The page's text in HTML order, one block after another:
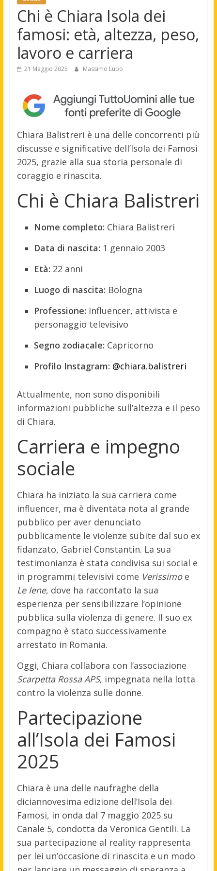
Chi è Chiara Isola dei
famosi: età, altezza, peso,
lavoro e carriera
21 Maggio 2025 Massimo Lupo
Chiara Balistreri è una delle concorrenti più
discusse e significative dell’Isola dei Famosi
2025, grazie alla sua storia personale di
coraggio e rinascita.
Chi è Chiara Balistreri
Nome completo: Chiara Balistreri
Data di nascita: 1 gennaio 2003
Età: 22 anni
Luogo di nascita: Bologna
Professione: Influencer, attivista e
personaggio televisivo
Segno zodiacale: Capricorno
Profilo Instagram: @chiara.balistreri
Attualmente, non sono disponibili
informazioni pubbliche sull’altezza e il peso
di Chiara.
Carriera e impegno
sociale
Chiara ha iniziato la sua carriera come
influencer, ma è diventata nota al grande
pubblico per aver denunciato
pubblicamente le violenze subite dal suo ex
fidanzato, Gabriel Constantin. La sua
testimonianza è stata condivisa sui social e
in programmi televisivi come Verissimoe
Le Iene, dove ha raccontato la sua
esperienza per sensibilizzare l’opinione
pubblica sulla violenza di genere. Il suo ex
compagno è stato successivamente
arrestato in Romania.
Oggi, Chiara collabora con l’associazione
Scarpetta Rossa APS, impegnata nella lotta
contro la violenza sulle donne.
Partecipazione
all’Isola dei Famosi
2025
Chiara è una delle naufraghe della
diciannovesima edizione dell’Isola dei
Famosi, in onda dal 7 maggio 2025 su
Canale 5, condotta da Veronica Gentili. La
sua partecipazione al reality rappresenta
per lei un’occasione di rinascita e un modo